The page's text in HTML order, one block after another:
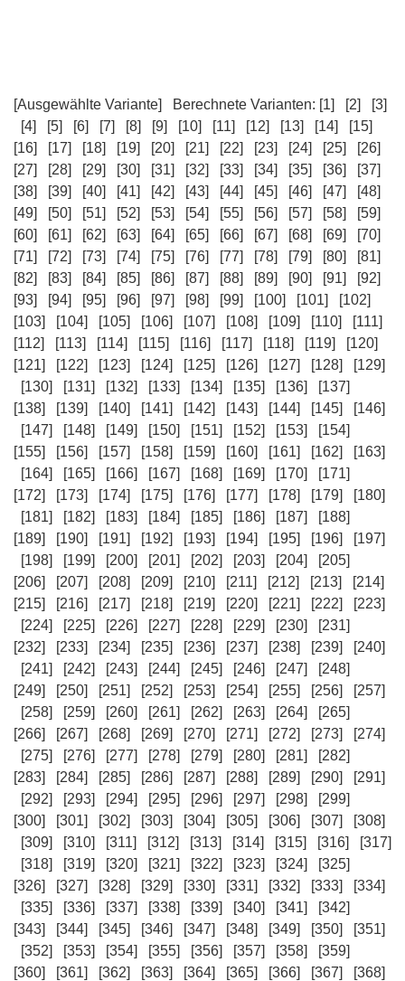
[Ausgewählte Variante] Berechnete Varianten: [1] [2]
[3]
[4]
[5] [6] [7] [8] [9] [10] [11] [12] [13] [14]
[15]
[16]
[17] [18] [19] [20] [21] [22] [23] [24] [25]
[26]
[27]
[28] [29] [30] [31] [32] [33] [34] [35] [36]
[37]
[38]
[39] [40] [41] [42] [43] [44] [45] [46] [47]
[48]
[49]
[50] [51] [52] [53] [54] [55] [56] [57] [58]
[59]
[60]
[61] [62] [63] [64] [65] [66] [67] [68] [69]
[70]
[71]
[72] [73] [74] [75] [76] [77] [78] [79] [80]
[81]
[82]
[83] [84] [85] [86] [87] [88] [89] [90] [91]
[92]
[93]
[94] [95] [96] [97] [98] [99] [100] [101]
[102]
[103]
[104] [105] [106] [107] [108] [109] [110]
[111]
[112]
[113] [114] [115] [116] [117] [118] [119]
[120]
[121]
[122] [123] [124] [125] [126] [127] [128]
[129]
[130]
[131] [132] [133] [134] [135] [136]
[137]
[138]
[139] [140] [141] [142] [143] [144] [145]
[146]
[147]
[148] [149] [150] [151] [152] [153]
[154]
[155]
[156] [157] [158] [159] [160] [161] [162]
[163]
[164]
[165] [166] [167] [168] [169] [170]
[171]
[172]
[173] [174] [175] [176] [177] [178] [179]
[180]
[181]
[182] [183] [184] [185] [186] [187]
[188]
[189]
[190] [191] [192] [193] [194] [195] [196]
[197]
[198]
[199] [200] [201] [202] [203] [204]
[205]
[206]
[207] [208] [209] [210] [211] [212] [213]
[214]
[215]
[216] [217] [218] [219] [220] [221] [222]
[223]
[224]
[225] [226] [227] [228] [229] [230]
[231]
[232]
[233] [234] [235] [236] [237] [238] [239]
[240]
[241]
[242] [243] [244] [245] [246] [247]
[248]
[249]
[250] [251] [252] [253] [254] [255] [256]
[257]
[258]
[259] [260] [261] [262] [263] [264]
[265]
[266]
[267] [268] [269] [270] [271] [272] [273]
[274]
[275]
[276] [277] [278] [279] [280] [281]
[282]
[283]
[284] [285] [286] [287] [288] [289] [290]
[291]
[292]
[293] [294] [295] [296] [297] [298]
[299]
[300]
[301] [302] [303] [304] [305] [306] [307]
[308]
[309]
[310] [311] [312] [313] [314] [315] [316]
[317]
[318]
[319] [320] [321] [322] [323] [324]
[325]
[326]
[327] [328] [329] [330] [331] [332] [333]
[334]
[335]
[336] [337] [338] [339] [340] [341]
[342]
[343]
[344] [345] [346] [347] [348] [349] [350]
[351]
[352]
[353] [354] [355] [356] [357] [358]
[359]
[360]
[361] [362] [363] [364] [365] [366] [367]
[368]